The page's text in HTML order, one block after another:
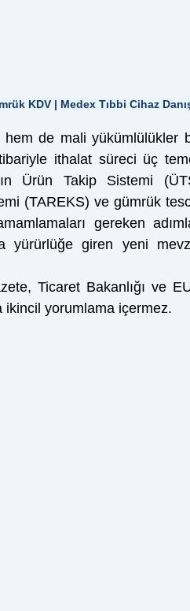
KDV | Medex Tıbbi Cihaz
de mali yükümlülükler
ithalat süreci üç
Ürün Takip Sistemi
(TAREKS) ve gümrük
gereken
yürürlüğe giren yeni
Ticaret Bakanlığı ve
ikincil yorumlama içermez.